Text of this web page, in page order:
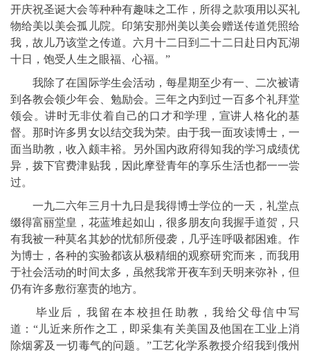
开庆祝圣诞大会等种种有趣味之工作，所得之款项用以买礼
物给美以美会孤儿院。印第安那州美以美会赠送传道凭照给
我，故儿乃该堂之传道。六月十二日到二十二日赴日内瓦湖
十日，饱受人生之眼福、心福。”
我除了在国际学生会活动，每星期至少有一、二次被请
到各教会领少年会、勉励会。三年之内到过一百多个礼拜堂
领会。讲时无非仗着自己的口才和学理，宣讲人格化的基
督。那时许多男女以结交我为荣。由于我一面攻读博士，一
面当助教，收入颇丰裕。另外国内政府得知我的学习成绩优
异，拨下官费津贴我，因此摩登青年的享乐生活也都一一尝
过。
一九二六年三月十九日是我得博士学位的一天，礼堂点
缀得富丽堂皇，花蓝堆起如山，很多朋友向我握手道贺，只
有我被一种莫名其妙的忧郁所侵袭，几乎连呼吸都困难。作
为博士，各种的实验都该从极精细的观察研究而来，而我用
于社会活动的时间太多，虽然我常开夜车到天明来弥补，但
仍有许多敷衍塞责的地方。
毕业后，我留在本校担任助教，我给父母信中写
道：“儿近来所作之工，即采集有关美国及他国在工业上消
除烟雾及一切毒气的问题。”工艺化学系教授介绍我到俄州